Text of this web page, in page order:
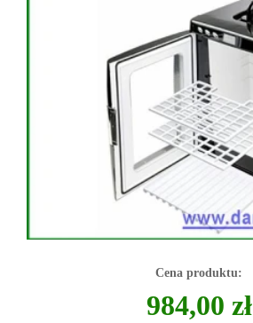
Cena produktu:
984,00 zł